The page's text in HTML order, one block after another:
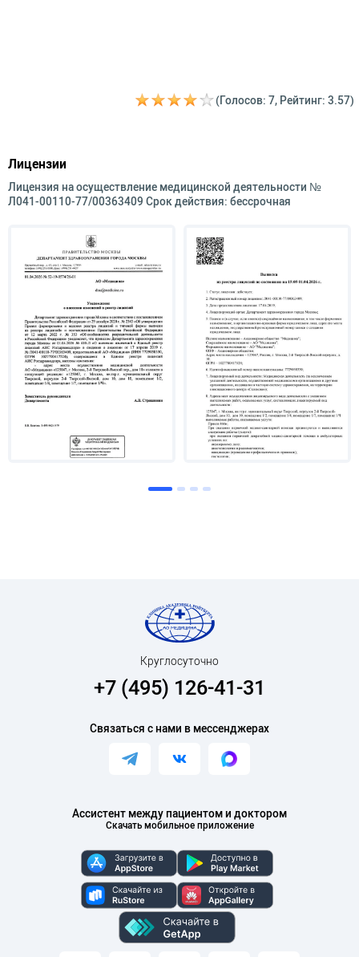
(Голосов: 7, Рейтинг: 3.57)
Лицензии
Лицензия на осуществление медицинской деятельности №
Л041-00110-77/00363409 Срок действия: бессрочная
Ассистент между пациентом и доктором
Скачать мобильное приложение
Круглосуточно
+7 (495) 126-41-31
Связаться с нами в мессенджерах